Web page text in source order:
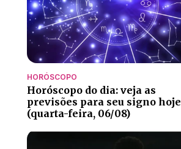
HORÓSCOPO
Horóscopo do dia: veja as
previsões para seu signo hoje
(quarta-feira, 06/08)